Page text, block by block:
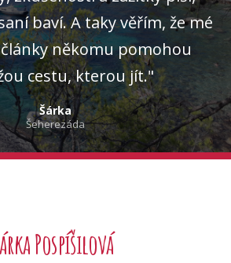
baví. A taky věřím, že mé
někomu pomohou
cestu, kterou jít."
Šárka
Šeherezáda
Pospíšilová